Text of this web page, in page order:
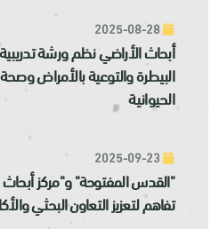
أبحاث الأراضي نظم ورشة
البيطرة والتوعية بالأمراض
الحيوانية
"القدس المفتوحة" و"مركز
تفاهم لتعزيز التعاون البحثي